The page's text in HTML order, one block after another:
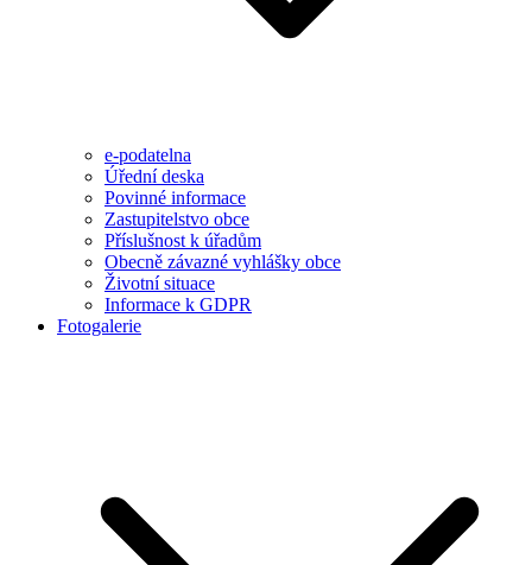
e-podatelna
Úřední deska
Povinné informace
Zastupitelstvo obce
Příslušnost k úřadům
Obecně závazné vyhlášky obce
Životní situace
Informace k GDPR
Fotogalerie